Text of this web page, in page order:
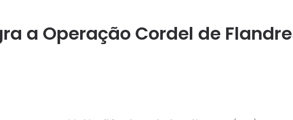
a Operação Cordel de